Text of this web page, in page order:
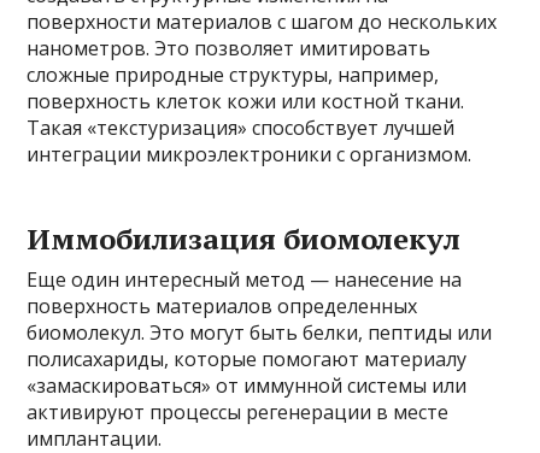
поверхности материалов с шагом до нескольких
нанометров. Это позволяет имитировать
сложные природные структуры, например,
поверхность клеток кожи или костной ткани.
Такая «текстуризация» способствует лучшей
интеграции микроэлектроники с организмом.
Иммобилизация биомолекул
Еще один интересный метод — нанесение на
поверхность материалов определенных
биомолекул. Это могут быть белки, пептиды или
полисахариды, которые помогают материалу
«замаскироваться» от иммунной системы или
активируют процессы регенерации в месте
имплантации.